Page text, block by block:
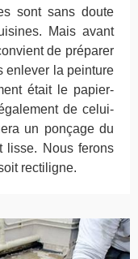
sont sans doute
Mais avant
de préparer
enlever la peinture
était le papier-
de celui-
un ponçage du
lisse. Nous ferons
rectiligne.